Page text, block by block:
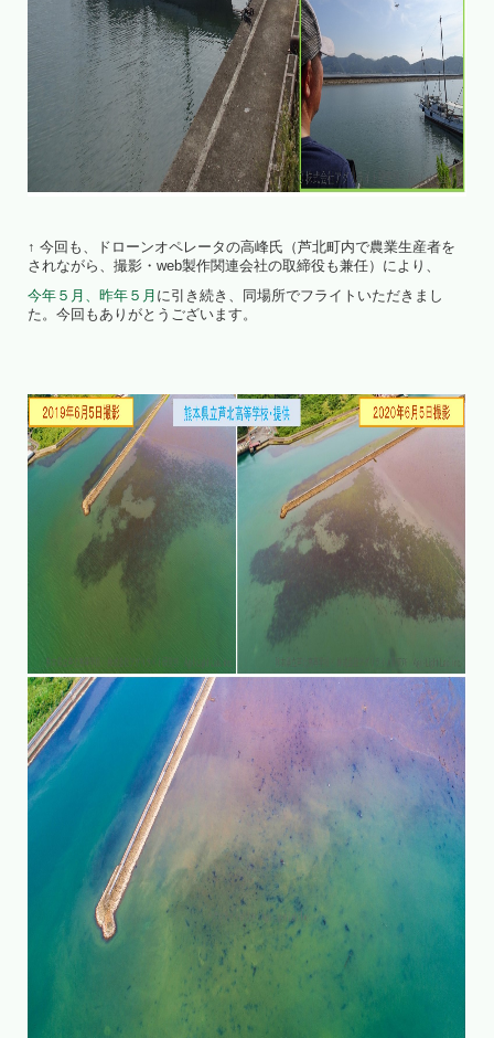
↑ 今回も、ドローンオペレータの高峰氏（芦北町内で農業生産者を
されながら、撮影・web製作関連会社の取締役も兼任）により、
今年５月、 昨年５月 に引き続き、同場所でフライトいただきまし
た。今回もありがとうございます。